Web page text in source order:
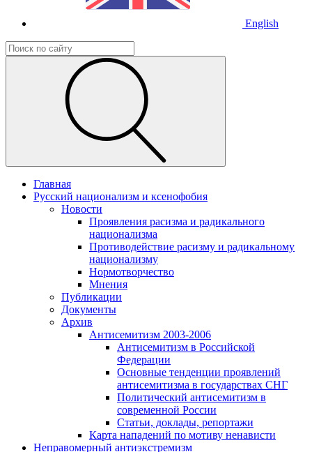
English
Главная
Русский национализм и ксенофобия
Новости
Проявления расизма и радикального
национализма
Противодействие расизму и радикальному
национализму
Нормотворчество
Мнения
Публикации
Документы
Архив
Антисемитизм 2003-2006
Антисемитизм в Российской
Федерации
Основные тенденции проявлений
антисемитизма в государствах СНГ
Политический антисемитизм в
современной России
Статьи, доклады, репортажи
Карта нападений по мотиву ненависти
Неправомерный антиэкстремизм